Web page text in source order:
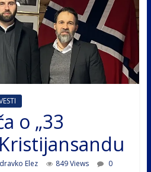
o „33
Elez 849 Views
0